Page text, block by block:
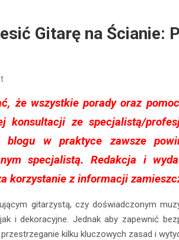
Gitarę na Ścianie:
że wszystkie porady oraz
konsultacji ze specjalistą/
blogu w praktyce zawsze
specjalistą. Redakcja i
korzystanie z informacji
gitarzystą, czy doświadczonym
i dekoracyjne. Jednak aby zapewnić
kilku kluczowych zasad i